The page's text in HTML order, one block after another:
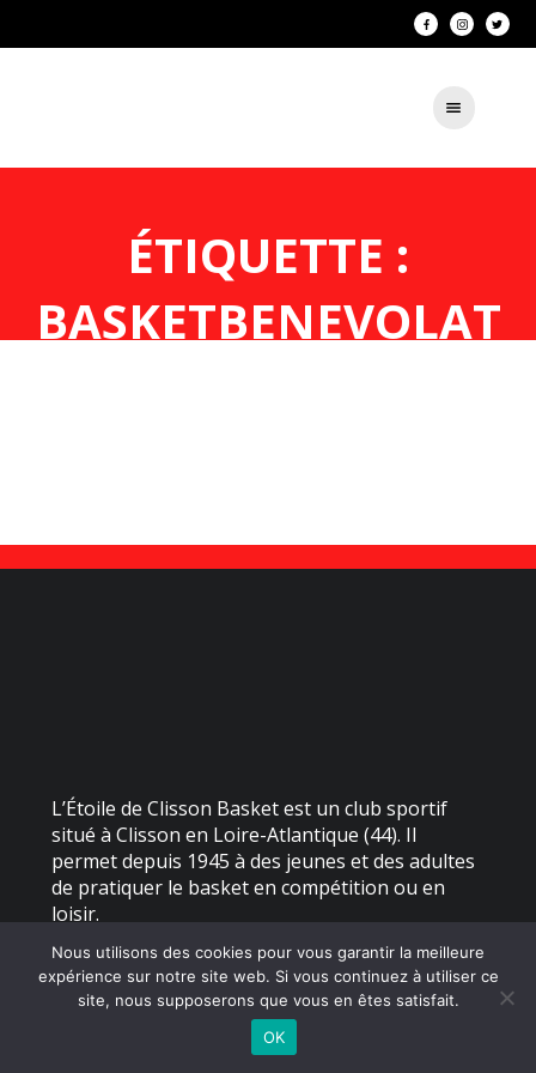
ÉTIQUETTE :
BASKETBENEVOLAT
L’Étoile de Clisson Basket est un club sportif
situé à Clisson en Loire-Atlantique (44). Il
permet depuis 1945 à des jeunes et des adultes
de pratiquer le basket en compétition ou en
loisir.
2026 - Étoile de Clisson Basket | Site internet réalisé par
MENTIONS LÉGALES
Nous utilisons des cookies pour vous garantir la meilleure
expérience sur notre site web. Si vous continuez à utiliser ce
site, nous supposerons que vous en êtes satisfait.
OK